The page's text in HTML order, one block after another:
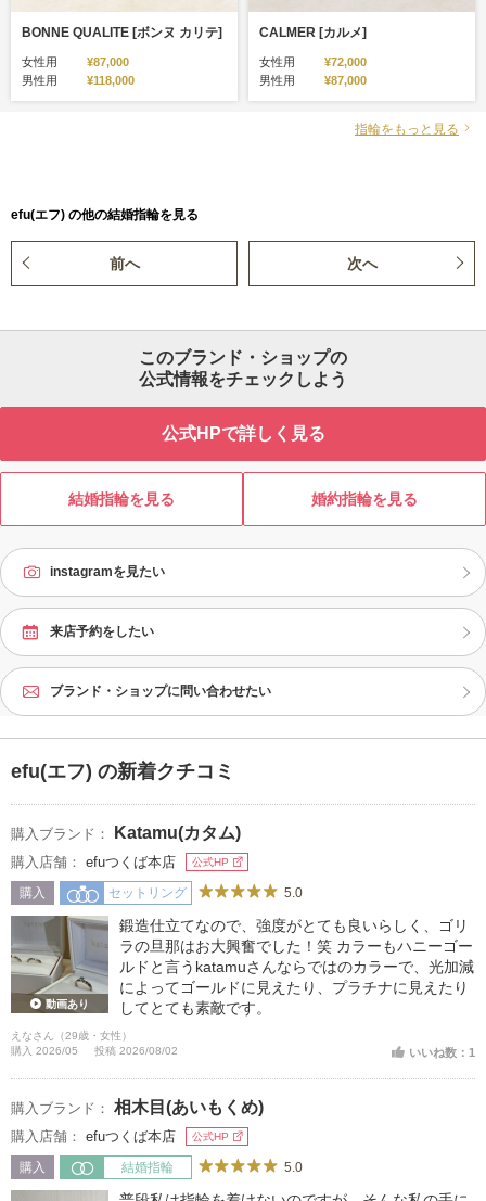
BONNE QUALITE [ボンヌ カリテ]
女性用
¥87,000
男性用
¥118,000
CALMER [カルメ]
女性用
¥72,000
男性用
¥87,000
指輪をもっと見る
efu(エフ) の他の結婚指輪を見る
前へ 次へ
このブランド・ショップの
公式情報をチェックしよう
公式HPで詳しく見る
結婚指輪を見る 婚約指輪を見る
instagramを見たい
来店予約をしたい
ブランド・ショップに問い合わせたい
efu(エフ) の新着クチコミ
購入ブランド： Katamu(カタム)
購入店舗： efuつくば本店 公式HP
購入 セットリング 5.0
動画あり
鍛造仕立てなので、強度がとても良いらしく、ゴリ
ラの旦那はお大興奮でした！笑 カラーもハニーゴー
ルドと言うkatamuさんならではのカラーで、光加減
によってゴールドに見えたり、プラチナに見えたり
してとても素敵です。
えなさん（29歳・女性）
購入 2026/05
投稿 2026/08/02 いいね数：1
購入ブランド： 相木目(あいもくめ)
購入店舗： efuつくば本店 公式HP
購入 結婚指輪 5.0